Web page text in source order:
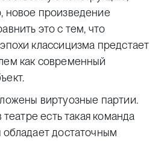
новое произведение
это с тем, что
классицизма предстает
как современный
виртуозные партии.
есть такая команда
обладает достаточным